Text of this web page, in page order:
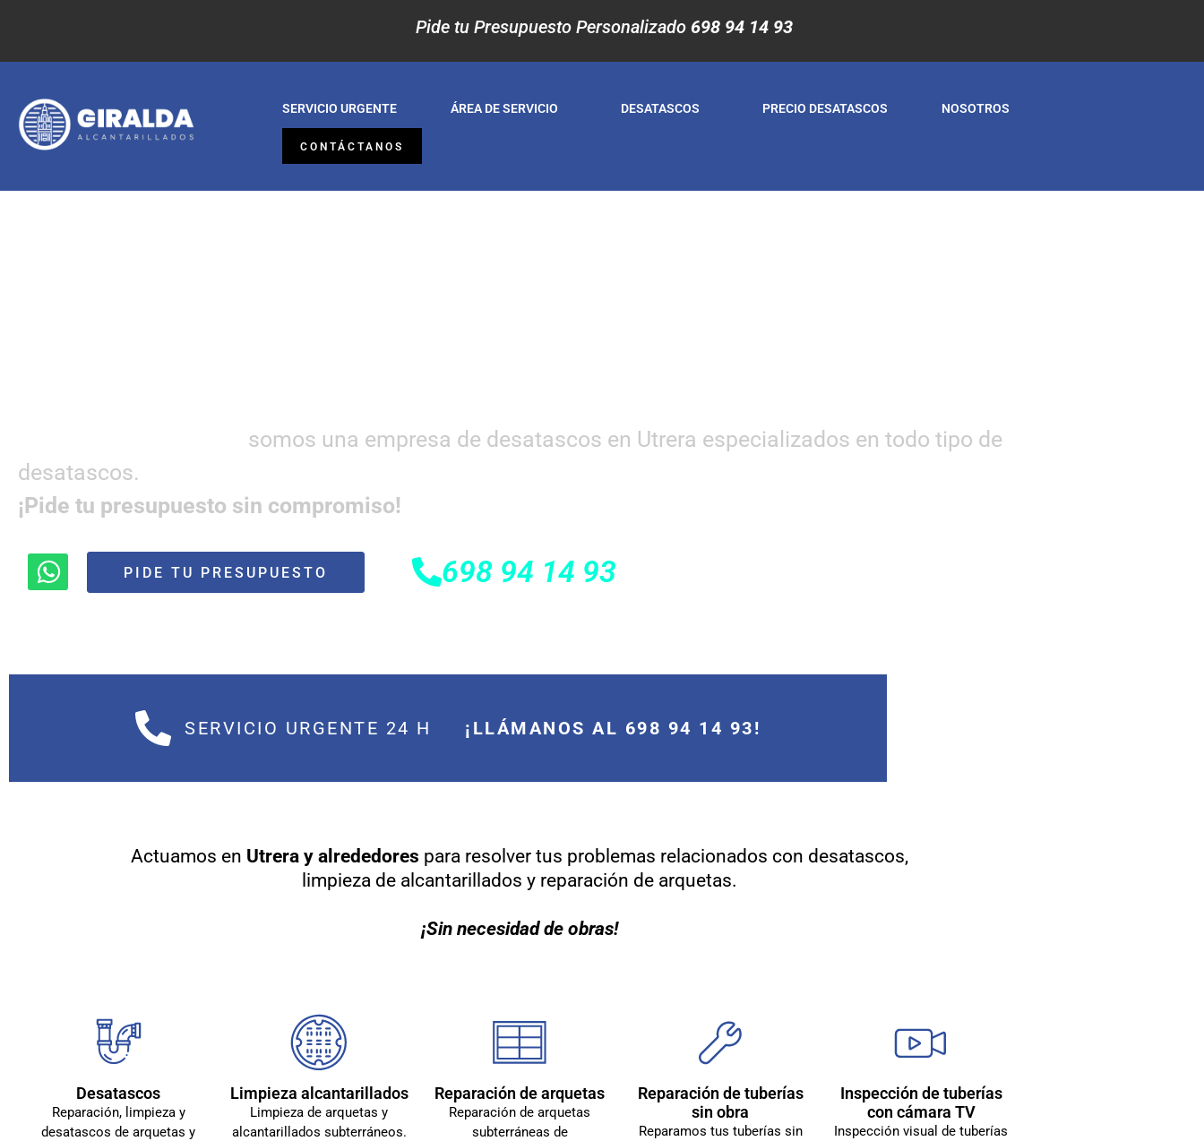
Pide tu Presupuesto Personalizado 698 94 14 93
SERVICIO URGENTE ÁREA DE SERVICIO DESATASCOS PRECIO DESATASCOS NOSOTROS
CONTÁCTANOS
somos una empresa de desatascos en Utrera especializados en todo tipo de
desatascos.
¡Pide tu presupuesto sin compromiso!
PIDE TU PRESUPUESTO 698 94 14 93
SERVICIO URGENTE 24 H ¡LLÁMANOS AL 698 94 14 93!
Actuamos en Utrera y alrededores para resolver tus problemas relacionados con desatascos,
limpieza de alcantarillados y reparación de arquetas.
¡Sin necesidad de obras!
Desatascos
Reparación, limpieza y
desatascos de arquetas y
Limpieza alcantarillados
Limpieza de arquetas y
alcantarillados subterráneos.
Reparación de arquetas
Reparación de arquetas
subterráneas de
Reparación de tuberías
sin obra
Reparamos tus tuberías sin
Inspección de tuberías
con cámara TV
Inspección visual de tuberías